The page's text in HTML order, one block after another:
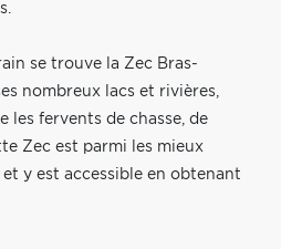
se trouve la Zec Bras-
nombreux lacs et rivières,
les fervents de chasse, de
Zec est parmi les mieux
y est accessible en obtenant